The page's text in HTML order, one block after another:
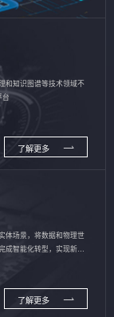
和知识图谱等技术领域不
台
了解更多
体场景，将数据和物理世
智能化转型，实现新旧
了解更多